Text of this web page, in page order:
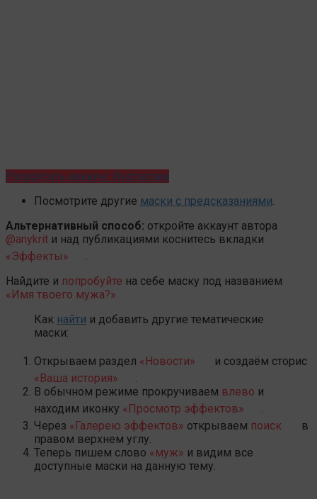
Раскрутить аккаунт Инстаграм
Посмотрите другие маски с предсказаниями
Альтернативный способ: откройте аккаунт автора
@anykrit и над публикациями коснитесь вкладки
«Эффекты»
Найдите и попробуйте на себе маску под названием
«Имя твоего мужа?»
Как найти и добавить другие тематические
маски:
Открываем раздел «Новости»
и создаём сторис
«Ваша история»
В обычном режиме прокручиваем влево и
находим иконку «Просмотр эффектов»
Через «Галерею эффектов» открываем поиск
в
правом верхнем углу.
Теперь пишем слово «муж» и видим все
доступные маски на данную тему.